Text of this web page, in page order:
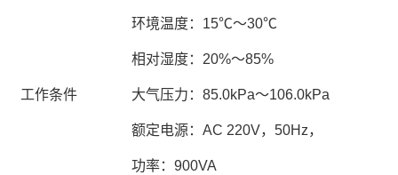
工作条件
环境温度：15℃～30℃
相对湿度：20%～85%
大气压力：85.0kPa～106.0kPa
额定电源：AC 220V，50Hz，
功率：900VA